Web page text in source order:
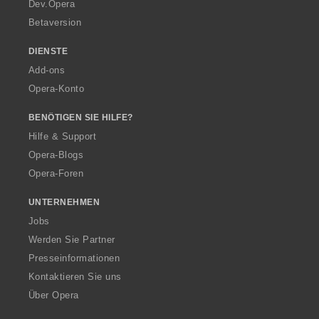
Dev.Opera
Betaversion
DIENSTE
Add-ons
Opera-Konto
BENÖTIGEN SIE HILFE?
Hilfe & Support
Opera-Blogs
Opera-Foren
UNTERNEHMEN
Jobs
Werden Sie Partner
Presseinformationen
Kontaktieren Sie uns
Über Opera